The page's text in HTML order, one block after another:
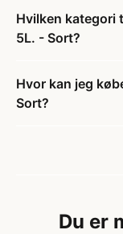
Hvilken kategori
5L. - Sort?
Hvor kan jeg
Sort?
Du er